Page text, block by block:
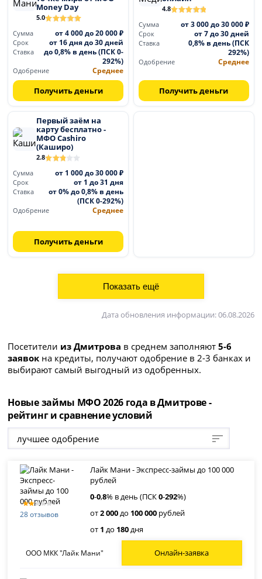
Money Day
5.0
Сумма
от 4 000 до 20 000 ₽
Срок от 16 дня до 30 дней
Ставка
до 0,8% в день (ПСК 0-
292%)
Одобрение Среднее
Получить деньги
4.8
Сумма
от 3 000 до 30 000 ₽
Срок от 7 до 30 дней
Ставка
0,8% в день (ПСК
292%)
Одобрение Среднее
Получить деньги
Первый заём на
карту бесплатно -
МФО Cashiro
(Каширо)
2.8
Сумма
от 1 000 до 30 000 ₽
Срок от 1 до 31 дня
Ставка
от 0% до 0,8% в день
(ПСК 0-292%)
Одобрение Среднее
Получить деньги
Дата обновления информации: 06.08.2026
Посетители из Дмитрова в среднем заполняют5-6
заявок на кредиты, получают одобрение в 2-3 банках и
выбирают самый выгодный из одобренных.
Новые займы МФО 2026 года в Дмитрове -
рейтинг и сравнение условий
лучшее одобрение
28 отзывов
Лайк Мани - Экспресс-займы до 100 000
рублей
0-0,8% в день (ПСК0-292%)
от2 000до 100 000 рублей
от 1 до 180дня
ООО МКК "Лайк Мани" Онлайн-заявка